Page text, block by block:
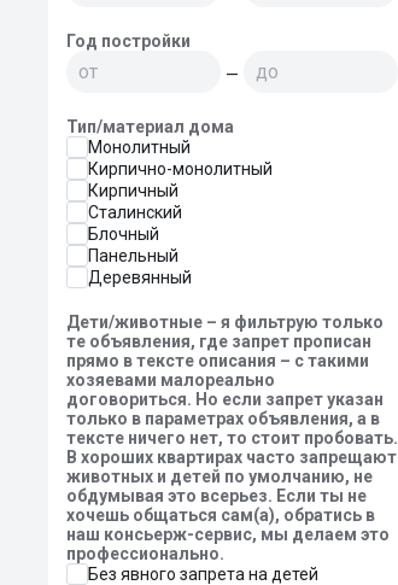
Год постройки
—
Тип/материал дома
Монолитный
Кирпично-монолитный
Кирпичный
Сталинский
Блочный
Панельный
Деревянный
Дети/животные – я фильтрую только
те объявления, где запрет прописан
прямо в тексте описания – с такими
хозяевами малореально
договориться. Но если запрет указан
только в параметрах объявления, а в
тексте ничего нет, то стоит пробовать.
В хороших квартирах часто запрещают
животных и детей по умолчанию, не
обдумывая это всерьез. Если ты не
хочешь общаться сам(а), обратись в
наш консьерж-сервис, мы делаем это
профессионально.
Без явного запрета на детей